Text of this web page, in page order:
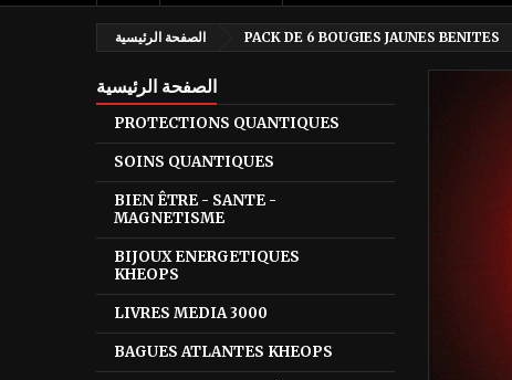
الصفحة الرئيسية PACK DE 6 BOUGIES JAUNES BENITES
الصفحة الرئيسية
PROTECTIONS QUANTIQUES
SOINS QUANTIQUES
BIEN ÊTRE - SANTE -
MAGNETISME
BIJOUX ENERGETIQUES
KHEOPS
LIVRES MEDIA 3000
BAGUES ATLANTES KHEOPS